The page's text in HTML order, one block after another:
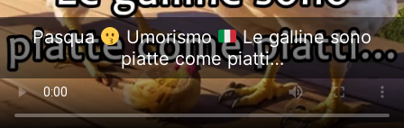
Pasqua Umorismo
Le galline sono
piatte come piatti…